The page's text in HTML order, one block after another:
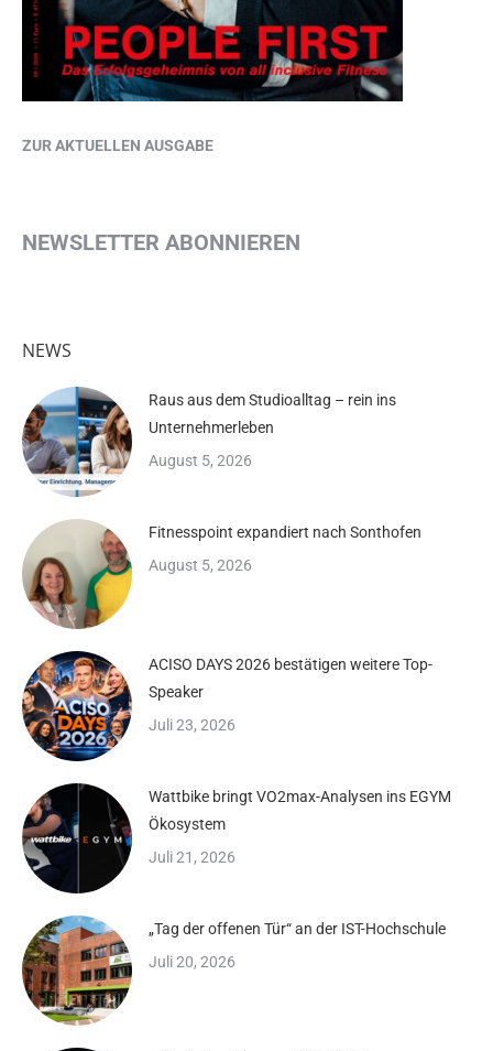
ZUR AKTUELLEN AUSGABE
NEWSLETTER ABONNIEREN
NEWS
Raus aus dem Studioalltag – rein ins
Unternehmerleben
August 5, 2026
Fitnesspoint expandiert nach Sonthofen
August 5, 2026
ACISO DAYS 2026 bestätigen weitere Top-
Speaker
Juli 23, 2026
Wattbike bringt VO2max-Analysen ins EGYM
Ökosystem
Juli 21, 2026
„Tag der offenen Tür“ an der IST-Hochschule
Juli 20, 2026